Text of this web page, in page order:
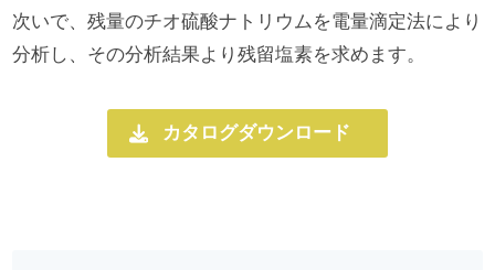
次いで、残量のチオ硫酸ナトリウムを電量滴定法により
分析し、その分析結果より残留塩素を求めます。
カタログダウンロード